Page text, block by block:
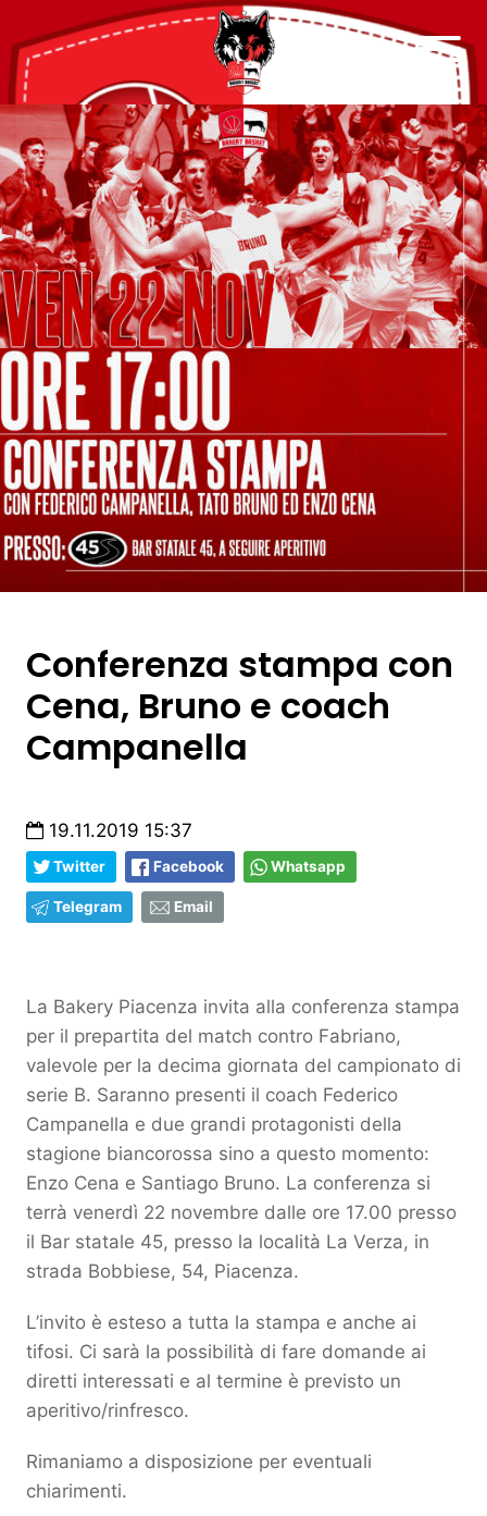
Conferenza stampa con
Cena, Bruno e coach
Campanella
19.11.2019 15:37
Twitter Facebook Whatsapp
Telegram Email
La Bakery Piacenza invita alla conferenza stampa
per il prepartita del match contro Fabriano,
valevole per la decima giornata del campionato di
serie B. Saranno presenti il coach Federico
Campanella e due grandi protagonisti della
stagione biancorossa sino a questo momento:
Enzo Cena e Santiago Bruno. La conferenza si
terrà venerdì 22 novembre dalle ore 17.00 presso
il Bar statale 45, presso la località La Verza, in
strada Bobbiese, 54, Piacenza.
L’invito è esteso a tutta la stampa e anche ai
tifosi. Ci sarà la possibilità di fare domande ai
diretti interessati e al termine è previsto un
aperitivo/rinfresco.
Rimaniamo a disposizione per eventuali
chiarimenti.